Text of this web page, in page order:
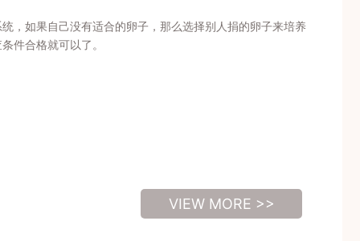
，如果自己没有适合的卵子，那么选择别人捐的卵子来培养
件合格就可以了。
VIEW MORE >>